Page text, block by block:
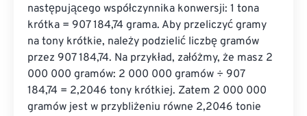
następującego współczynnika konwersji: 1 tona
krótka = 907 184,74 grama. Aby przeliczyć gramy
na tony krótkie, należy podzielić liczbę gramów
przez 907 184,74. Na przykład, załóżmy, że masz 2
000 000 gramów: 2 000 000 gramów ÷ 907
184,74 = 2,2046 tony krótkiej. Zatem 2 000 000
gramów jest w przybliżeniu równe 2,2046 tonie